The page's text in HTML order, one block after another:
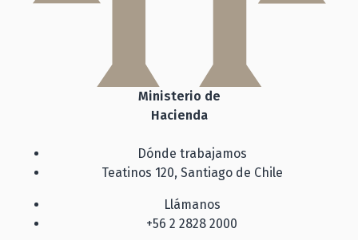
Ministerio de
Hacienda
Dónde trabajamos
Teatinos 120, Santiago de Chile
Llámanos
+56 2 2828 2000